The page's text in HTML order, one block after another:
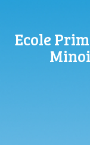
Ecole